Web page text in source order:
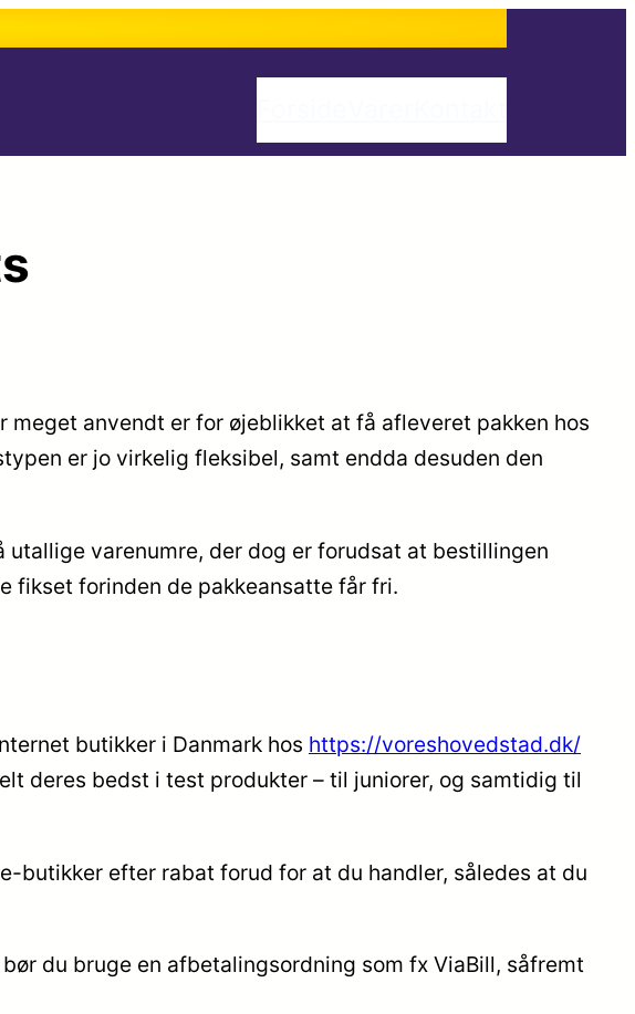
anvendt er for øjeblikket at få afleveret pakken hos
er jo virkelig fleksibel, samt endda desuden den
varenumre, der dog er forudsat at bestillingen
fikset forinden de pakkeansatte får fri.
butikker i Danmark hos https://voreshovedstad.dk/
deres bedst i test produkter – til juniorer, og samtidig til
efter rabat forud for at du handler, således at du
du bruge en afbetalingsordning som fx ViaBill, såfremt